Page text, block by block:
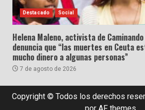
Destacado Social
Helena Maleno, activista de
denuncia que “las muertes en Ceuta
mucho dinero a algunas personas”
7 de agosto de 2026
Copyright © Todos los derechos